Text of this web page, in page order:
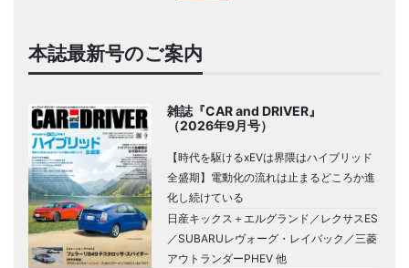
本誌最新号のご案内
雑誌『CAR and DRIVER』
（2026年9月号）
【時代を駆けるxEVは界隈はハイブリッド
全盛期】電動化の流れは止まるどころか進
化し続けている
日産キックス＋エルグランド／レクサスES
／SUBARUレヴォーグ・レイバック／三菱
アウトランダーPHEV 他